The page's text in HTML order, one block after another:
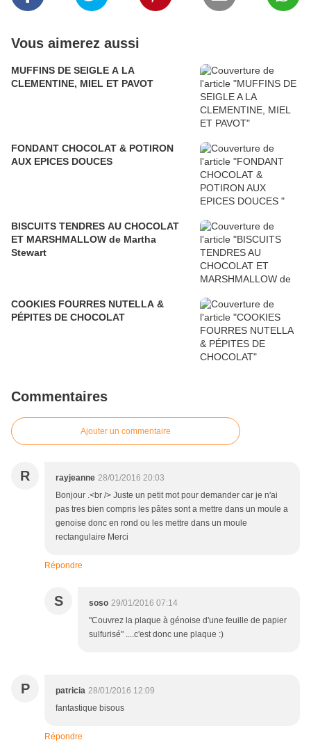
Vous aimerez aussi
MUFFINS DE SEIGLE A LA
CLEMENTINE, MIEL ET PAVOT
FONDANT CHOCOLAT & POTIRON
AUX EPICES DOUCES
BISCUITS TENDRES AU CHOCOLAT
ET MARSHMALLOW de Martha
Stewart
COOKIES FOURRES NUTELLA &
PÉPITES DE CHOCOLAT
Commentaires
Ajouter un commentaire
R rayjeanne 28/01/2016 20:03
Bonjour .<br /> Juste un petit mot pour demander car je n'ai
pas tres bien compris les pâtes sont a mettre dans un moule a
genoise donc en rond ou les mettre dans un moule
rectangulaire Merci
Répondre
S soso 29/01/2016 07:14
"Couvrez la plaque à génoise d'une feuille de papier
sulfurisé" ....c'est donc une plaque :)
P patricia 28/01/2016 12:09
fantastique bisous
Répondre